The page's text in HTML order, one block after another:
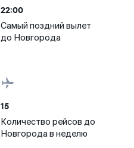
22:00
Самый поздний вылет
до Новгорода
15
Количество рейсов до
Новгорода в неделю